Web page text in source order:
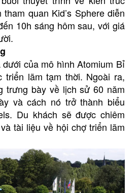
quan Kid’s Sphere diễn
10h sáng hôm sau, với giá
của mô hình Atomium Bỉ
triển lãm tạm thời. Ngoài ra,
trưng bày về lịch sử 60 năm
và cách nó trở thành biểu
Du khách sẽ được chiêm
tài liệu về hội chợ triển lãm